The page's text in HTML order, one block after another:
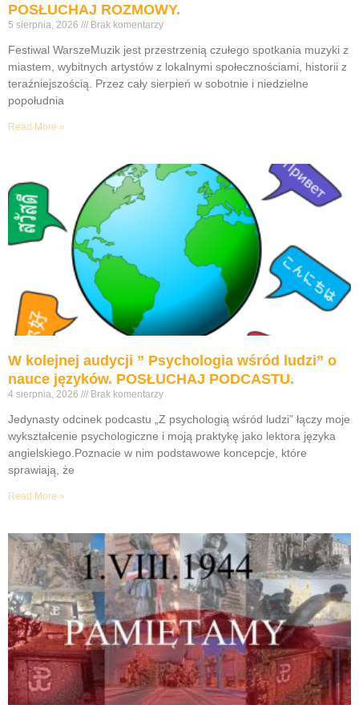
POSŁUCHAJ ROZMOWY.
5 sierpnia, 2026 Brak komentarzy
Festiwal WarszeMuzik jest przestrzenią czułego spotkania muzyki z
miastem, wybitnych artystów z lokalnymi społecznościami, historii z
teraźniejszością. Przez cały sierpień w sobotnie i niedzielne
popołudnia
Read More »
W kolejnej audycji ” Psychologia wśród ludzi” o
nauce języków. POSŁUCHAJ PODCASTU.
4 sierpnia, 2026 Brak komentarzy
Jedynasty odcinek podcastu „Z psychologią wśród ludzi” łączy moje
wykształcenie psychologiczne i moją praktykę jako lektora języka
angielskiego.Poznacie w nim podstawowe koncepcje, które
sprawiają, że
Read More »